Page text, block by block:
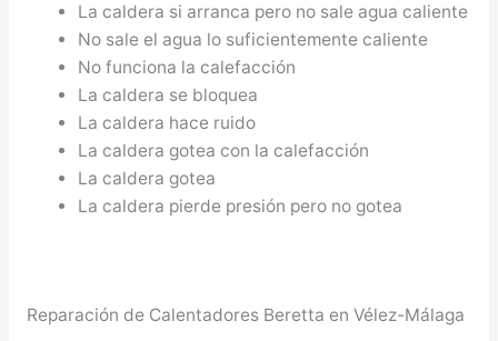
La caldera si arranca pero no sale agua caliente
No sale el agua lo suficientemente caliente
No funciona la calefacción
La caldera se bloquea
La caldera hace ruido
La caldera gotea con la calefacción
La caldera gotea
La caldera pierde presión pero no gotea
Reparación de Calentadores Beretta en Vélez-Málaga